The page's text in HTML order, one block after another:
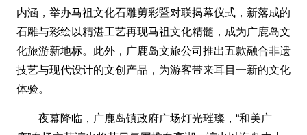
内涵，举办马祖文化石雕剪彩暨对联揭幕仪式，新落成的
石雕与彩绘以精湛工艺再现马祖文化精髓，成为广鹿岛文
化旅游新地标。此外，广鹿岛文旅公司推出五款融合非遗
技艺与现代设计的文创产品，为游客带来耳目一新的文化
体验。
夜幕降临，广鹿岛镇政府广场灯光璀璨，“和美广